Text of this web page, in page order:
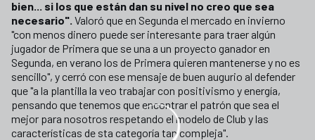
bien... si los que están dan su nivel no creo que sea
necesario". Valoró que en Segunda el mercado en invierno
"con menos dinero puede ser interesante para traer algún
jugador de Primera que se una a un proyecto ganador en
Segunda, en verano los de Primera quieren mantenerse y no es
sencillo", y cerró con ese mensaje de buen augurio al defender
que "a la plantilla la veo trabajar con positivismo y energía,
pensando que tenemos que encontrar el patrón que sea el
mejor para nosotros respetando el modelo de Club y las
características de sta categoría tan compleja".